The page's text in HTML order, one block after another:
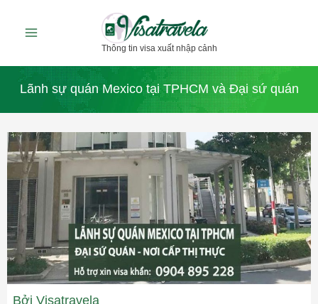
dung
Thông tin visa xuất nhập cảnh
Lãnh sự quán Mexico tại TPHCM và Đại sứ quán
Bởi Visatravela